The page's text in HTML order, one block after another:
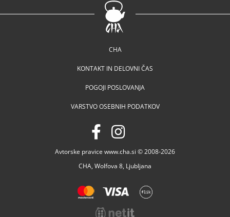
CHA
KONTAKT IN DELOVNI ČAS
POGOJI POSLOVANJA
VARSTVO OSEBNIH PODATKOV
Avtorske pravice www.cha.si © 2008-2026
CHA, Wolfova 8, Ljubljana